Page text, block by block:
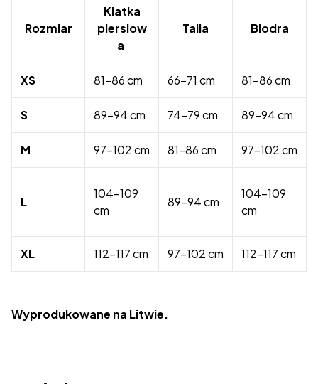
Rozmiar
Klatka
piersiow
a
Talia Biodra
XS 81-86 cm 66-71 cm 81-86 cm
S 89-94 cm 74-79 cm 89-94 cm
M 97-102 cm 81-86 cm 97-102 cm
L
104-109
cm
89-94 cm
104-109
cm
XL 112-117 cm 97-102 cm 112-117 cm
Wyprodukowane na Litwie.